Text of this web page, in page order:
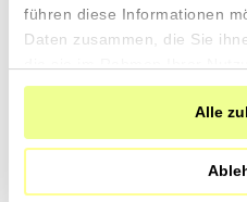
führen diese Informationen
Daten zusammen, die Sie
haben.
Alle